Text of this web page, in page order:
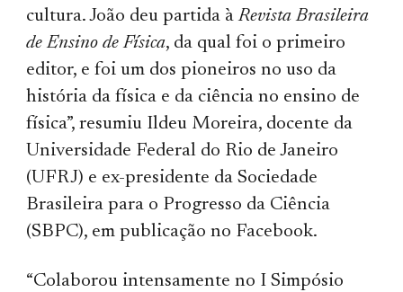
cultura. João deu partida àRevista Brasileira
de Ensino de Física, da qual foi o primeiro
editor, e foi um dos pioneiros no uso da
história da física e da ciência no ensino de
física”, resumiu Ildeu Moreira, docente da
Universidade Federal do Rio de Janeiro
(UFRJ) e ex-presidente da Sociedade
Brasileira para o Progresso da Ciência
(SBPC), em publicação no Facebook.
“Colaborou intensamente no I Simpósio